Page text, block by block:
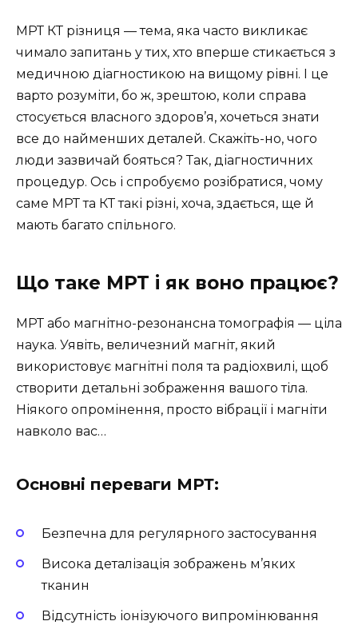
МРТ КТ різниця — тема, яка часто викликає
чимало запитань у тих, хто вперше стикається з
медичною діагностикою на вищому рівні. І це
варто розуміти, бо ж, зрештою, коли справа
стосується власного здоров’я, хочеться знати
все до найменших деталей. Скажіть-но, чого
люди зазвичай бояться? Так, діагностичних
процедур. Ось і спробуємо розібратися, чому
саме МРТ та КТ такі різні, хоча, здається, ще й
мають багато спільного.
Що таке МРТ і як воно працює?
МРТ або магнітно-резонансна томографія — ціла
наука. Уявіть, величезний магніт, який
використовує магнітні поля та радіохвилі, щоб
створити детальні зображення вашого тіла.
Ніякого опромінення, просто вібрації і магніти
навколо вас…
Основні переваги МРТ:
Безпечна для регулярного застосування
Висока деталізація зображень м’яких
тканин
Відсутність іонізуючого випромінювання